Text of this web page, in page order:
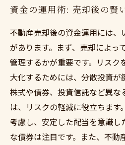
資金の運用術: 売却後の賢
不動産売却後の資金運用には
があります。まず、売却によっ
管理するかが重要です。リスク
大化するためには、分散投資が
株式や債券、投資信託など異な
は、リスクの軽減に役立ちます
考慮し、安定した配当を意識し
な債券は注目です。また、不動